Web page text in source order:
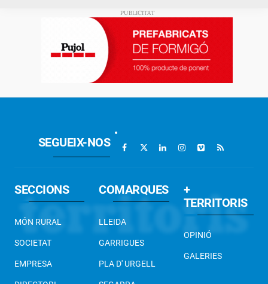
SEGUEIX-NOS
SECCIONS
MÓN RURAL
SOCIETAT
EMPRESA
COMARQUES
LLEIDA
GARRIGUES
PLA D' URGELL
+
TERRITORIS
OPINIÓ
GALERIES